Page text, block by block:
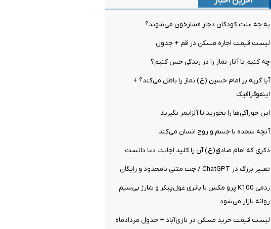
به چه علت کودکان دچار فشارخون می‌شوند؟
لیست قیمت اجاره مسکن در قم + جدول
چه کنیم تا آثار نماز را در زندگی حس کنیم؟
آیا گریه بر امام حسین (ع) نماز را باطل می‌کند؟ +
اینفوگرافیک
این خوراکی‌ها را بخورید تا آلزایمر نگیرید
آنچه سجده با جسم و روح انسان می‌کند
ذکری که امام صادق(ع) آن را کلید اجابت دعا دانست
تغییر بزرگ در ChatGPT / چت متنی نامحدود و رایگان
ردمی K100 پرو مکس با باتری غول‌پیکر و شارژ بی‌سیم
روانه بازار می‌شود
لیست قیمت خرید مسکن در نازی‌آباد + جدول مردادماه